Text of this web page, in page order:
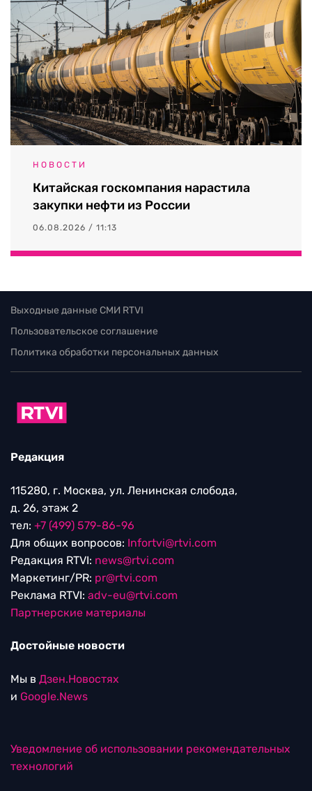
НОВОСТИ
Китайская госкомпания нарастила
закупки нефти из России
06.08.2026 / 11:13
Выходные данные СМИ RTVI
Пользовательское соглашение
Политика обработки персональных данных
Редакция
115280, г. Москва, ул. Ленинская слобода,
д. 26, этаж 2
тел: +7 (499) 579-86-96
Для общих вопросов: Infortvi@rtvi.com
Редакция RTVI: news@rtvi.com
Маркетинг/PR: pr@rtvi.com
Реклама RTVI: adv-eu@rtvi.com
Партнерские материалы
Достойные новости
Мы в Дзен.Новостях
и Google.News
Уведомление об использовании рекомендательных
технологий